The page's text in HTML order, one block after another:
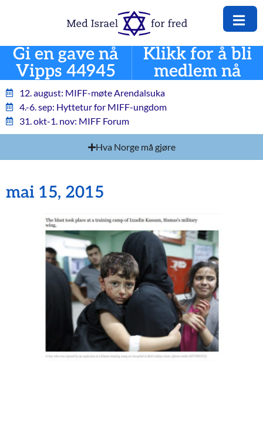
Gi en gave nå
Vipps 44945
Klikk for å bli
medlem nå
12. august: MIFF-møte Arendalsuka
4.-6. sep: Hyttetur for MIFF-ungdom
31. okt-1. nov: MIFF Forum
Hva Norge må gjøre
mai 15, 2015